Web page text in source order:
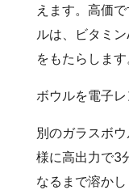
えます。高価
ルは、ビタミ
をもたらします
ボウルを電子
別のガラスボ
様に高出力で3
なるまで溶かし